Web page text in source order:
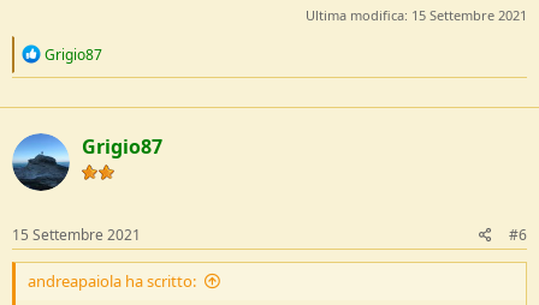
Ultima modifica: 15 Settembre 2021
R
c
t
i
o
n
Grigio87
Grigio87
15 Settembre 2021 #6
andreapaiola ha scritto: